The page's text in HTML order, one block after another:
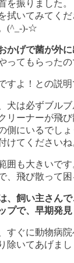
を振りました。
拭いてみてくだ
(^_-)-☆
かげで菌が外に
ってもらった
すよ！との説明
犬は必ずブルブ
リーナーが飛び
側にいるでし
けてくださいね
囲も大きいです
、飛び散って
、飼い主さんで
プで、早期発見
すぐに動物病院
除いてあげま